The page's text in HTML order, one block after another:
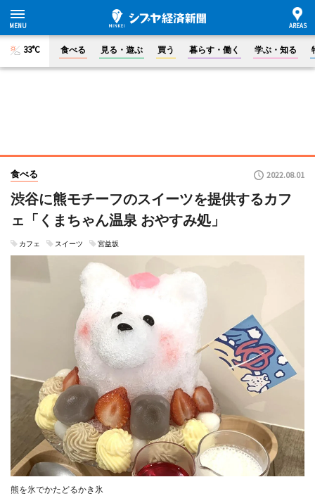
33°C 食べる 見る・遊ぶ 買う 暮らす・働く 学ぶ・知る
食べる 2022.08.01
渋谷に熊モチーフのスイーツを提供するカフ
ェ「くまちゃん温泉 おやすみ処」
カフェ スイーツ 宮益坂
熊を氷でかたどるかき氷